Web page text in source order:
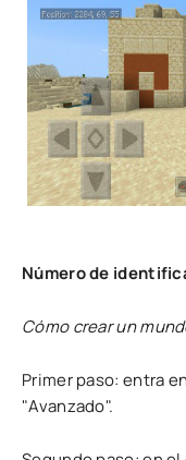
Número de
Cómo crear un
Primer paso: entra
"Avanzado".